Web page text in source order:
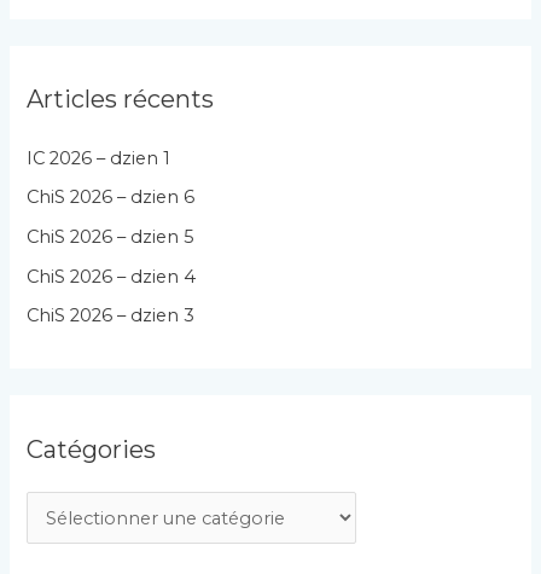
Articles récents
IC 2026 – dzien 1
ChiS 2026 – dzien 6
ChiS 2026 – dzien 5
ChiS 2026 – dzien 4
ChiS 2026 – dzien 3
Catégories
a